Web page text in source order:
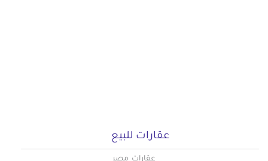
عقارات للبيع
عقارات مصر